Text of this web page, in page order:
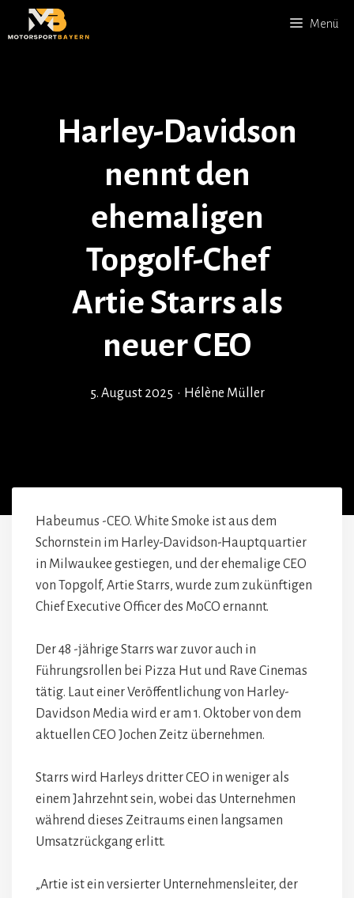
Inhalt
Menü
Harley-Davidson
nennt den
ehemaligen
Topgolf-Chef
Artie Starrs als
neuer CEO
5. August 2025 • Hélène Müller
Habeumus -CEO. White Smoke ist aus dem
Schornstein im Harley-Davidson-Hauptquartier
in Milwaukee gestiegen, und der ehemalige CEO
von Topgolf, Artie Starrs, wurde zum zukünftigen
Chief Executive Officer des MoCO ernannt.
Der 48 -jährige Starrs war zuvor auch in
Führungsrollen bei Pizza Hut und Rave Cinemas
tätig. Laut einer Veröffentlichung von Harley-
Davidson Media wird er am 1. Oktober von dem
aktuellen CEO Jochen Zeitz übernehmen.
Starrs wird Harleys dritter CEO in weniger als
einem Jahrzehnt sein, wobei das Unternehmen
während dieses Zeitraums einen langsamen
Umsatzrückgang erlitt.
„Artie ist ein versierter Unternehmensleiter, der